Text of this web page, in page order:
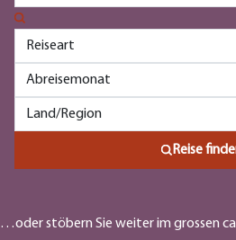
Reise
…oder stöbern Sie weiter im grossen